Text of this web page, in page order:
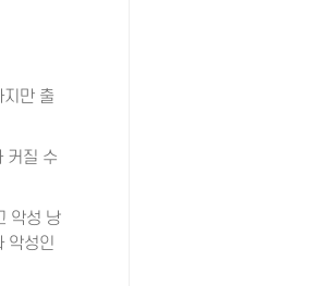
만 출
커질 수
악성 낭
악성인